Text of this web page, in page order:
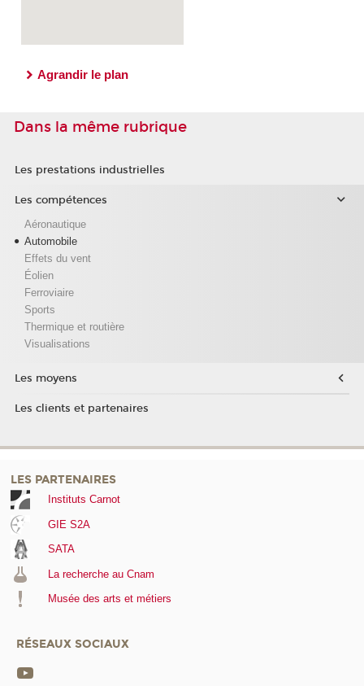
Agrandir le plan
Dans la même rubrique
Les prestations industrielles
Les compétences
Aéronautique
Automobile
Effets du vent
Éolien
Ferroviaire
Sports
Thermique et routière
Visualisations
Les moyens
Les clients et partenaires
LES PARTENAIRES
Instituts Carnot
GIE S2A
SATA
La recherche au Cnam
Musée des arts et métiers
RÉSEAUX SOCIAUX